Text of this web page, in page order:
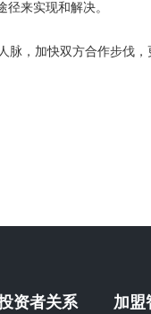
来实现和解决。
，加快双方合作步伐
资者关系 加盟